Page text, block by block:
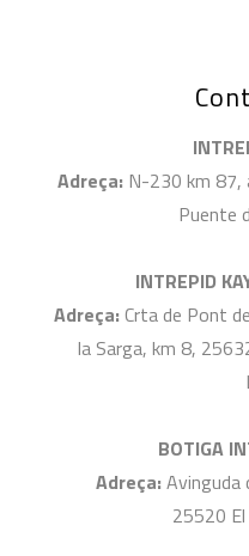
Adreça: N-230 km 87,
Puente
INTREPID
Adreça: Crta de Pont
la Sarga, km 8,
BOTIGA
Adreça: Avinguda
25520